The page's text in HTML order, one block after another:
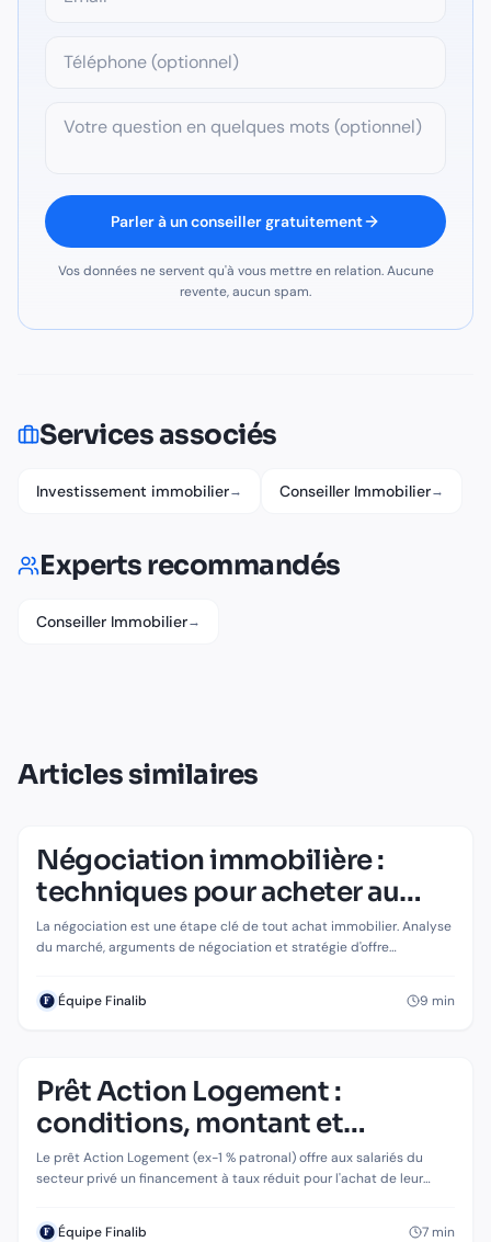
Parler à un conseiller gratuitement
Vos données ne servent qu'à vous mettre en relation. Aucune
revente, aucun spam.
Services associés
Investissement immobilier→ Conseiller Immobilier→
Experts recommandés
Conseiller Immobilier→
Articles similaires
IMMOBILIER
Négociation immobilière : techniques
pour acheter au meilleur prix
Négociation immobilière :
techniques pour acheter au
meilleur prix
La négociation est une étape clé de tout achat immobilier. Analyse
du marché, arguments de négociation et stratégie d'offre
Équipe Finalib
9 min
IMMOBILIER
Prêt Action Logement : conditions,
montant et démarches en 2026
Prêt Action Logement :
conditions, montant et
démarches en 2026
Le prêt Action Logement (ex-1 % patronal) offre aux salariés du
secteur privé un financement à taux réduit pour l'achat de leur
complet 2026.
Équipe Finalib 7min